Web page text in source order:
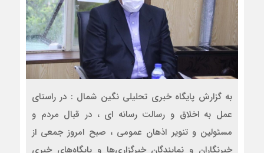
به گزارش پایگاه خبری تحلیلی نگین شمال : در راستای
عمل به اخلاق و رسالت رسانه ای ، در قبال مردم و
مسئولین و تنویر اذهان عمومی ، صبح امروز جمعی از
خبرنگاران و نمایندگان خبرگزاری‌ها و پایگاه‌های خبری